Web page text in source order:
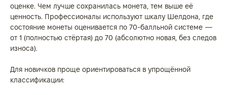
оценке. Чем лучше сохранилась монета, тем выше её
ценность. Профессионалы используют шкалу Шелдона, где
состояние монеты оценивается по 70-балльной системе —
от 1 (полностью стёртая) до 70 (абсолютно новая, без следов
износа).
Для новичков проще ориентироваться в упрощённой
классификации: